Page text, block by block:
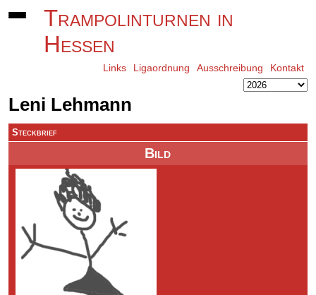
Trampolinturnen in
Hessen
Links Ligaordnung Ausschreibung Kontakt
Leni Lehmann
Bild
Steckbrief